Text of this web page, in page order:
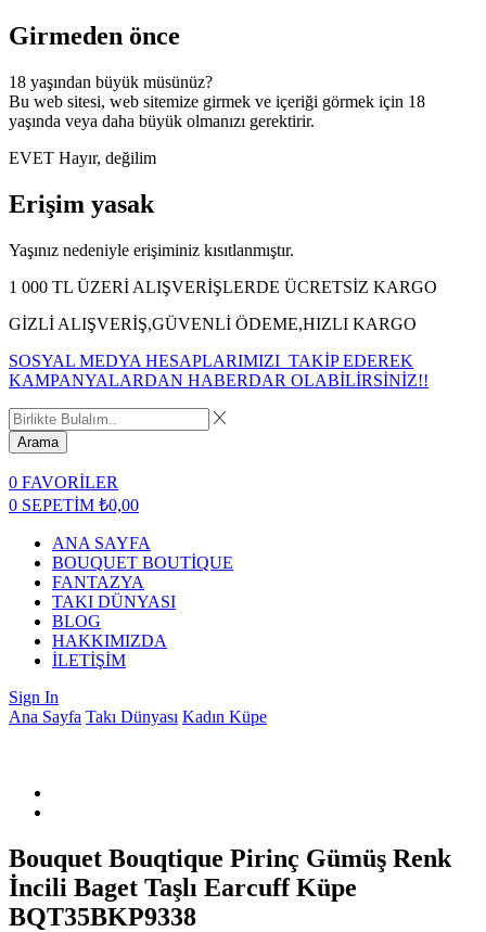
Girmeden önce
18 yaşından büyük müsünüz?
Bu web sitesi, web sitemize girmek ve içeriği görmek için 18
yaşında veya daha büyük olmanızı gerektirir.
EVET Hayır, değilim
Erişim yasak
Yaşınız nedeniyle erişiminiz kısıtlanmıştır.
1 000 TL ÜZERİ ALIŞVERİŞLERDE ÜCRETSİZ KARGO
GİZLİ ALIŞVERİŞ,GÜVENLİ ÖDEME,HIZLI KARGO
SOSYAL MEDYA HESAPLARIMIZI TAKİP EDEREK
KAMPANYALARDAN HABERDAR OLABİLİRSİNİZ!!
Arama
0 FAVORİLER
0 SEPETİM ₺0,00
ANA SAYFA
BOUQUET BOUTİQUE
FANTAZYA
TAKI DÜNYASI
BLOG
HAKKIMIZDA
İLETİŞİM
Sign In
Ana Sayfa Takı Dünyası Kadın Küpe
Bouquet Bouqtique Pirinç Gümüş Renk
İncili Baget Taşlı Earcuff Küpe
BQT35BKP9338